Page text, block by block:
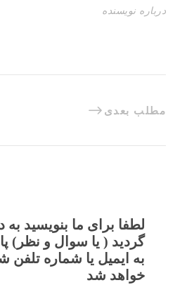
درباره نویسنده
مطلب بعدی
لطفا برای ما بنویسید
گردید ( یا سوال و نظر)
به ایمیل یا شماره تلفن
خواهد شد